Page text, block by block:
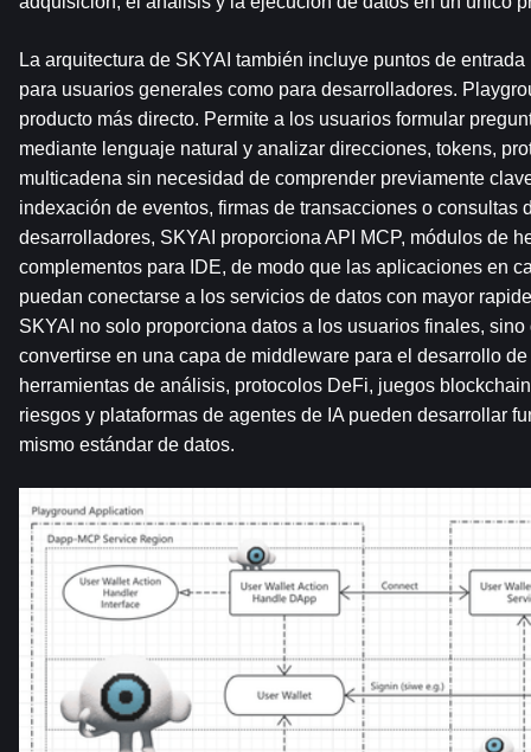
La arquitectura de SKYAI también incluye puntos de
para usuarios generales como para desarrolladores.
producto más directo. Permite a los usuarios formular
mediante lenguaje natural y analizar direcciones, tokens,
multicadena sin necesidad de comprender previamente
indexación de eventos, firmas de transacciones o consultas
desarrolladores, SKYAI proporciona API MCP, módulos de
complementos para IDE, de modo que las aplicaciones en
puedan conectarse a los servicios de datos con mayor
SKYAI no solo proporciona datos a los usuarios finales,
convertirse en una capa de middleware para el desarrollo
herramientas de análisis, protocolos DeFi, juegos
riesgos y plataformas de agentes de IA pueden desarrollar
mismo estándar de datos.